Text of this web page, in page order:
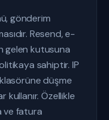
gönderim
Resend, e-
gelen kutusuna
sahiptir. IP
düşme
kullanır. Özellikle
ve fatura